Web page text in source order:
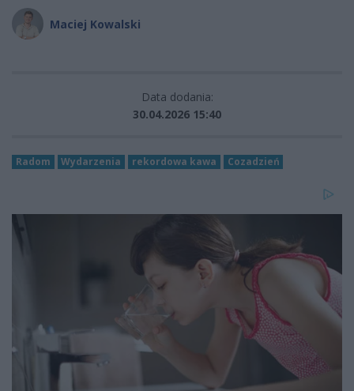
Maciej Kowalski
Data dodania:
30.04.2026 15:40
Radom Wydarzenia rekordowa kawa Cozadzień